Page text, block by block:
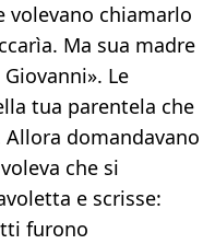
volevano chiamarlo
Ma sua madre
Le
tua parentela che
domandavano
che si
e scrisse:
furono